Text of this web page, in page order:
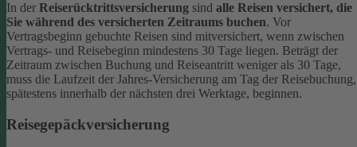
In der Reiserücktrittsversicherung sind alle Reisen versichert, die
Sie während des versicherten Zeitraums buchen. Vor
Vertragsbeginn gebuchte Reisen sind mitversichert, wenn zwischen
Vertrags- und Reisebeginn mindestens 30 Tage liegen. Beträgt der
Zeitraum zwischen Buchung und Reiseantritt weniger als 30 Tage,
muss die Laufzeit der Jahres-Versicherung am Tag der Reisebuchung,
spätestens innerhalb der nächsten drei Werktage, beginnen.
Reisegepäckversicherung